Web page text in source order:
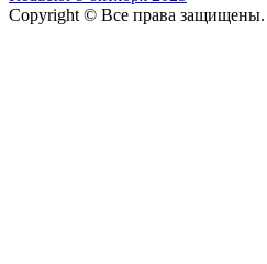
Copyright © Все права защищены.